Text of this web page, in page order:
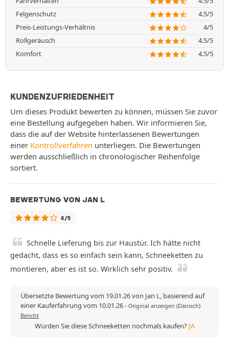
Felgenschutz
4.5/5
Preis-Leistungs-Verhältnis
4/5
Rollgeräusch
4.5/5
Komfort
4.5/5
KUNDENZUFRIEDENHEIT
Um dieses Produkt bewerten zu können, müssen Sie zuvor
eine Bestellung aufgegeben haben. Wir informieren Sie,
dass die auf der Website hinterlassenen Bewertungen
einer Kontrollverfahren unterliegen. Die Bewertungen
werden ausschließlich in chronologischer Reihenfolge
sortiert.
BEWERTUNG VON JAN L
4/5
Schnelle Lieferung bis zur Haustür. Ich hätte nicht
gedacht, dass es so einfach sein kann, Schneeketten zu
montieren, aber es ist so. Wirklich sehr positiv.
Übersetzte Bewertung vom 19.01.26 von Jan L, basierend auf
einer Kauferfahrung vom 10.01.26- Original anzeigen (Dänisch)
Bericht
Würden Sie diese Schneeketten nochmals kaufen? JA